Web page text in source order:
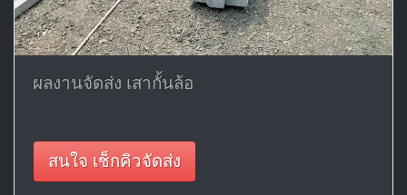
ผลงานจัดส่ง เสากั้นล้อ
สนใจ เช็กคิวจัดส่ง